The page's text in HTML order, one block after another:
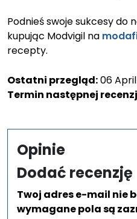
Podnieś swoje sukcesy do
kupując Modvigil na
recepty.
Ostatni przegląd:06
Termin następnej
Opinie
Dodać recenzję
Twoj adres e-mail nie
wymagane pola są